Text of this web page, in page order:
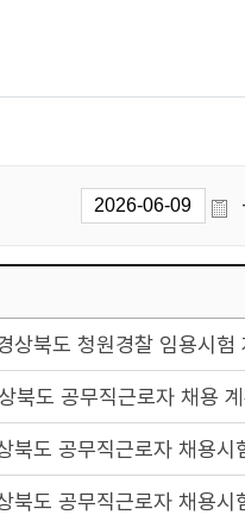
상북도 청원경찰 임용시험
북도 공무직근로자 채용
북도 공무직근로자 채용시
북도 공무직근로자 채용시